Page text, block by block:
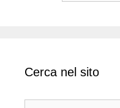
Cerca nel sito